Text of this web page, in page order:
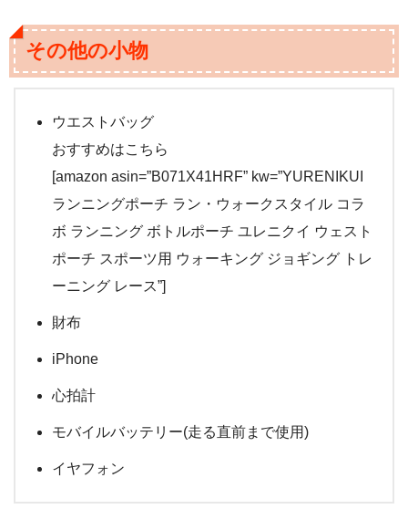
その他の小物
ウエストバッグ
おすすめはこちら
[amazon asin=”B071X41HRF” kw=”YURENIKUI
ランニングポーチ ラン・ウォークスタイル コラ
ボ ランニング ボトルポーチ ユレニクイ ウェスト
ポーチ スポーツ用 ウォーキング ジョギング トレ
ーニング レース”]
財布
iPhone
心拍計
モバイルバッテリー(走る直前まで使用)
イヤフォン